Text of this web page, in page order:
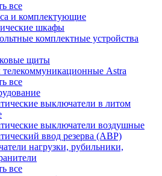
все
и комплектующие
шкафы
комплектные устройства
щиты
Astra
все
выключатели в литом
выключатели воздушные
ввод резерва (АВР)
нагрузки, рубильники,
все